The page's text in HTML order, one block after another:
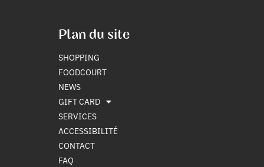
Plan du site
SHOPPING
FOODCOURT
NEWS
GIFT CARD
SERVICES
ACCESSIBILITÉ
CONTACT
FAQ